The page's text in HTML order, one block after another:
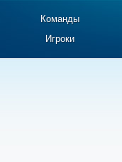
Команды
Игроки